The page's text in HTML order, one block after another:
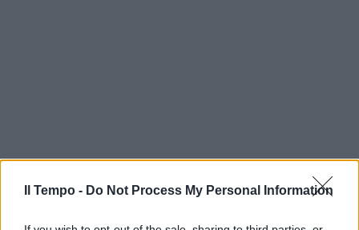
Il Tempo - Do Not Process My Personal Information